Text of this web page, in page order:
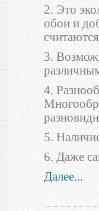
2. Это
обои и
3.
4.
5.
6. Даже
Далее...